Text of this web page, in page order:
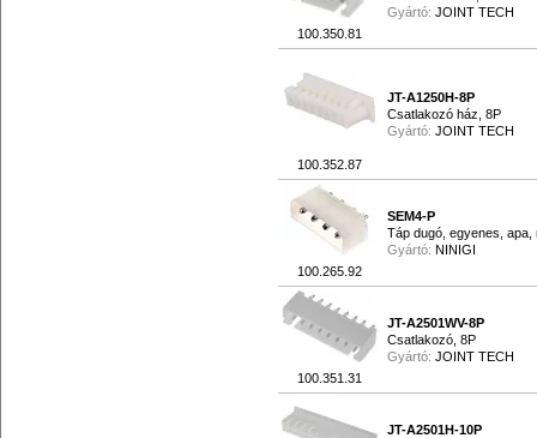
100.350.81
Gyártó: JOINT TECH
100.352.87
JT-A1250H-8P
Csatlakozó ház, 8P
Gyártó: JOINT TECH
100.265.92
SEM4-P
Táp dugó, egyenes,
Gyártó: NINIGI
100.351.31
JT-A2501WV-8P
Csatlakozó, 8P
Gyártó: JOINT TECH
JT-A2501H-10P